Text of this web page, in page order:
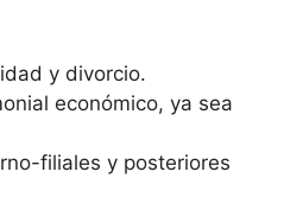
y divorcio.
económico, ya sea
filiales y posteriores